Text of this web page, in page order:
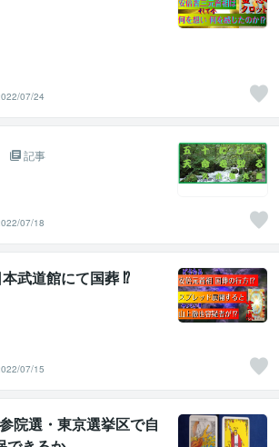
07/24
記事
07/18
武道館にて国葬 ⁉
07/15
院選・東京選挙区で自